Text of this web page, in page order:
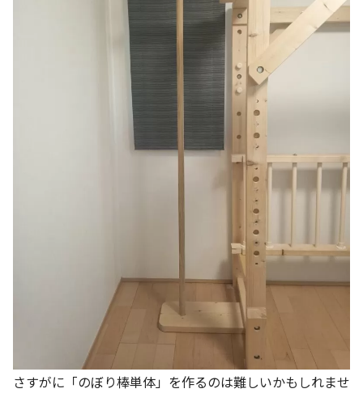
さすがに「のぼり棒単体」を作るのは難しいかもしれませ